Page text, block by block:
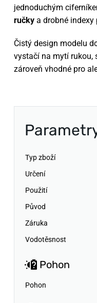
jednoduchým
ručky a drobné
Čistý design modelu
vystačí na mytí rukou,
zároveň vhodné pro
Typ zboží
Určení
Použití
Původ
Záruka
Vodotěsnost
Pohon
Pohon